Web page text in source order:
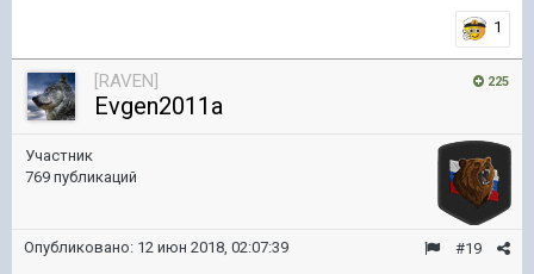
1
225
[RAVEN]
Evgen2011a
Участник
769 публикаций
#19
Опубликовано: 12 июн 2018, 02:07:39